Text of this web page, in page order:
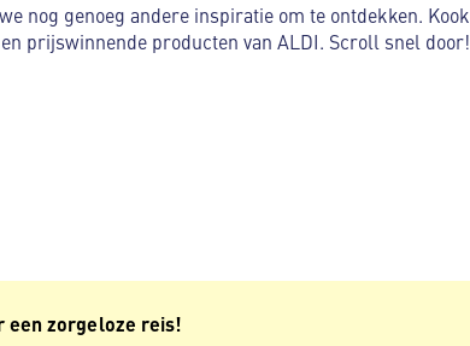
nog genoeg andere inspiratie om te ontdekken. Kook
prijswinnende producten van ALDI. Scroll snel door!
een zorgeloze reis!